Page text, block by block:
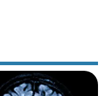
пациент
минут.
в СПб